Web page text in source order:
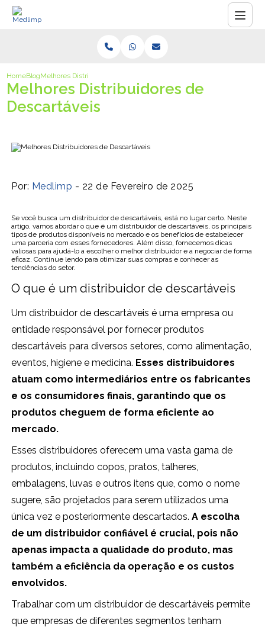
HomeBlogMelhores Distribuidores de Descartáveis
Melhores Distribuidores de
Descartáveis
Por: Medlimp - 22 de Fevereiro de 2025
Se você busca um distribuidor de descartáveis, está no lugar certo. Neste
artigo, vamos abordar o que é um distribuidor de descartáveis, os principais
tipos de produtos disponíveis no mercado e os benefícios de estabelecer
uma parceria com esses fornecedores. Além disso, fornecemos dicas
valiosas para ajudá-lo a escolher o melhor distribuidor e a negociar de forma
eficaz. Continue lendo para otimizar suas compras e conhecer as
tendências do setor.
O que é um distribuidor de descartáveis
Um distribuidor de descartáveis é uma empresa ou
entidade responsável por fornecer produtos
descartáveis para diversos setores, como alimentação,
eventos, higiene e medicina. Esses distribuidores
atuam como intermediários entre os fabricantes
e os consumidores finais, garantindo que os
produtos cheguem de forma eficiente ao
mercado.
Esses distribuidores oferecem uma vasta gama de
produtos, incluindo copos, pratos, talheres,
embalagens, luvas e outros itens que, como o nome
sugere, são projetados para serem utilizados uma
única vez e posteriormente descartados. A escolha
de um distribuidor confiável é crucial, pois não
apenas impacta a qualidade do produto, mas
também a eficiência da operação e os custos
envolvidos.
Trabalhar com um distribuidor de descartáveis permite
que empresas de diferentes segmentos tenham